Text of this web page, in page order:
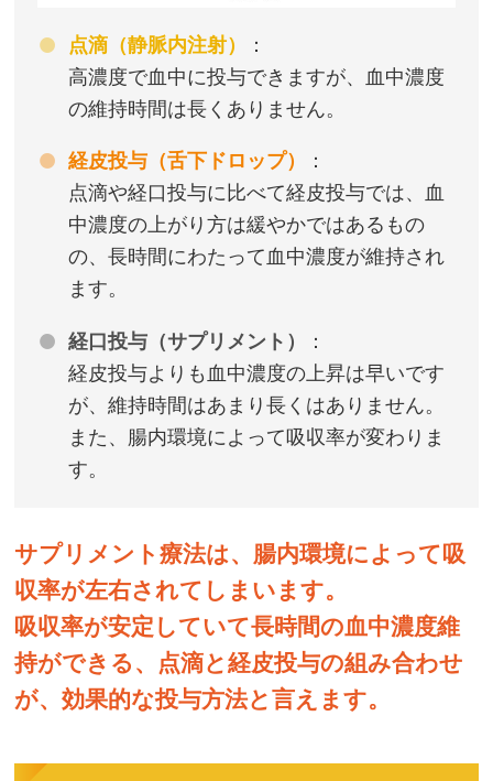
点滴（静脈内注射）
：
高濃度で血中に投与できますが、血中濃度
の維持時間は長くありません。
経皮投与（舌下ドロップ）
：
点滴や経口投与に比べて経皮投与では、血
中濃度の上がり方は緩やかではあるもの
の、長時間にわたって血中濃度が維持され
ます。
経口投与（サプリメント）
：
経皮投与よりも血中濃度の上昇は早いです
が、維持時間はあまり長くはありません。
また、腸内環境によって吸収率が変わりま
す。
サプリメント療法は、腸内環境によって吸
収率が左右されてしまいます。
吸収率が安定していて長時間の血中濃度維
持ができる、
点滴と経皮投与の組み合わせ
が、効果的な投与方法と言えます。